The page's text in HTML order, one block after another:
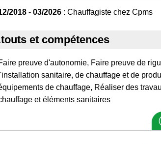
2018 - 03/2026 : Chauffagiste chez Cpms
et compétences
preuve d'autonomie, Faire preuve de
l'installation sanitaire, de chauffage et de
de chauffage, Réaliser des
et éléments sanitaires